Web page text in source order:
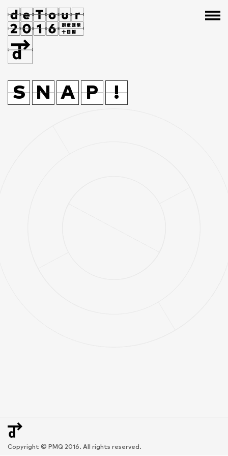
S
節
節
S N
覽
覽
N A
設
設
A P
動
動
P !
藝
藝
!
Copyright © PMQ 2016. All rights reserved.